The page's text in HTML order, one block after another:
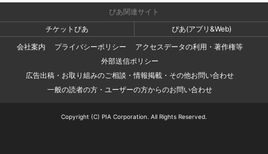
ぴあ関連サイト
チケットぴあ
ぴあ(アプリ&Web)
会社案内
プライバシーポリシー
アクセスデータの利用・著作権等
外部送信ポリシー
広告出稿・お取り組みのご相談・情報掲載・その他お問い合わせ
一般の読者の方・ユーザーの方からのお問い合わせ
Copyright (C) PIA Corporation. All Rights Reserved.